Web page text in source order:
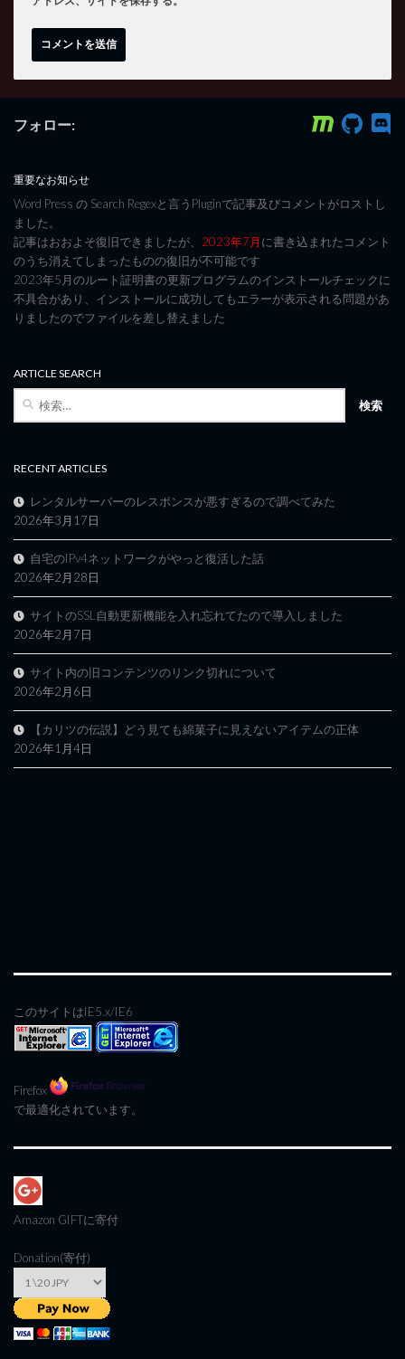
フォロー:
重要なお知らせ
Word Press の Search Regexと言うPluginで記事及びコメントがロストし
ました。
記事はおおよそ復旧できましたが、 2023年7月に書き込まれたコメント
のうち消えてしまったものの復旧が不可能です
2023年5月のルート証明書の更新プログラムのインストールチェックに
不具合があり、インストールに成功してもエラーが表示される問題があ
りましたのでファイルを差し替えました
ARTICLE SEARCH
RECENT ARTICLES
レンタルサーバーのレスポンスが悪すぎるので調べてみた
2026年3月17日
自宅のIPv4ネットワークがやっと復活した話
2026年2月28日
サイトのSSL自動更新機能を入れ忘れてたので導入しました
2026年2月7日
サイト内の旧コンテンツのリンク切れについて
2026年2月6日
【カリツの伝説】どう見ても綿菓子に見えないアイテムの正体
2026年1月4日
このサイトはIE5.x/IE6
Firefox
で最適化されています。
Amazon GIFTに寄付
Donation(寄付)